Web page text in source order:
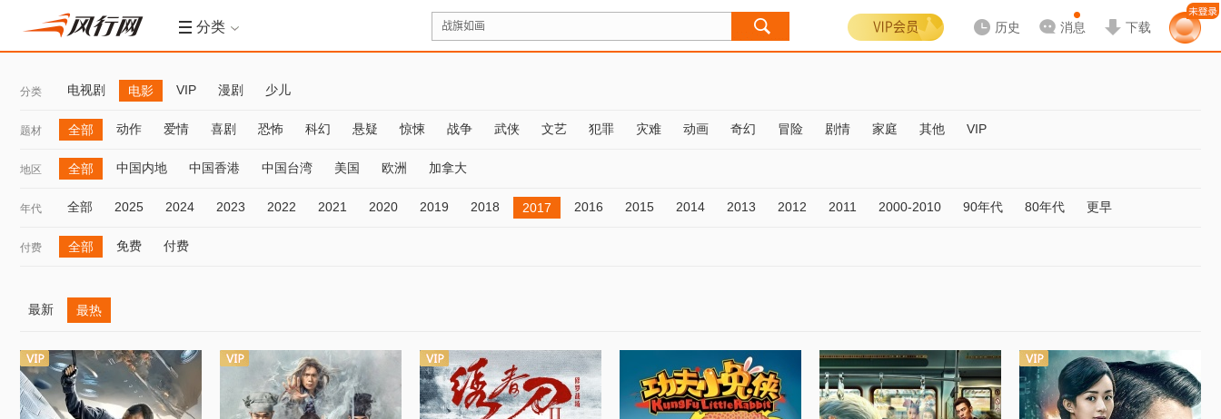
分类 历史 消息 下载
分类 电视剧 电影 VIP 漫剧 少儿
题材 全部 动作 爱情 喜剧 恐怖 科幻 悬疑 惊悚 战争 武侠 文艺 犯罪 灾难 动画 奇幻 冒险 剧情 家庭 其他 VIP
地区 全部 中国内地 中国香港 中国台湾 美国 欧洲 加拿大
年代 全部 2025 2024 2023 2022 2021 2020 2019 2018 2017 2016 2015 2014 2013 2012 2011 2000-2010 90年代 80年代 更早
付费 全部 免费 付费
最新 最热